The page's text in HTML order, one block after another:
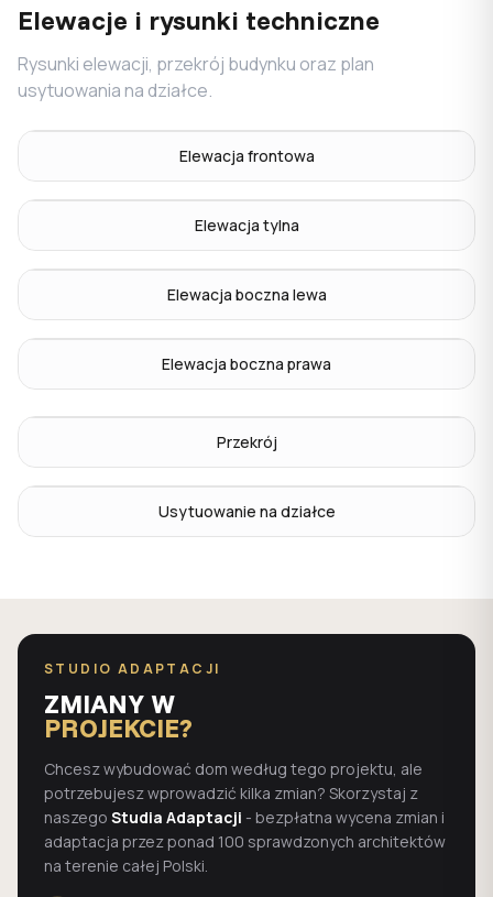
Elewacje i rysunki techniczne
Rysunki elewacji, przekrój budynku oraz plan
usytuowania na działce.
Elewacja frontowa
Elewacja tylna
Elewacja boczna lewa
Elewacja boczna prawa
Przekrój
Usytuowanie na działce
STUDIO ADAPTACJI
ZMIANY W
PROJEKCIE?
Chcesz wybudować dom według tego projektu, ale
potrzebujesz wprowadzić kilka zmian? Skorzystaj z
naszego Studia Adaptacji - bezpłatna wycena zmian i
adaptacja przez ponad 100 sprawdzonych architektów
na terenie całej Polski.